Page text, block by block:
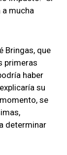
a mucha
Bringas, que
primeras
haber
su
se
determinar